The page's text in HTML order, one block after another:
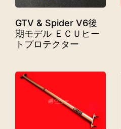
GTV & Spider V6後
期モデル ＥＣＵヒー
トプロテクター